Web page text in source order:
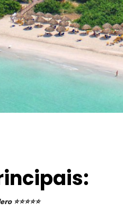
⭐⭐⭐⭐⭐